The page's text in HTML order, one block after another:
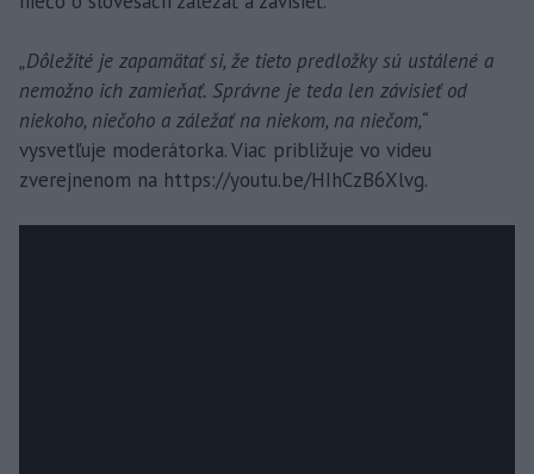
„Dôležité je zapamätať si, že tieto predložky sú ustálené a
nemožno ich zamieňať. Správne je teda len závisieť od
niekoho, niečoho a záležať na niekom, na niečom,“
vysvetľuje moderátorka. Viac približuje vo videu
zverejnenom na https://youtu.be/HIhCzB6Xlvg.